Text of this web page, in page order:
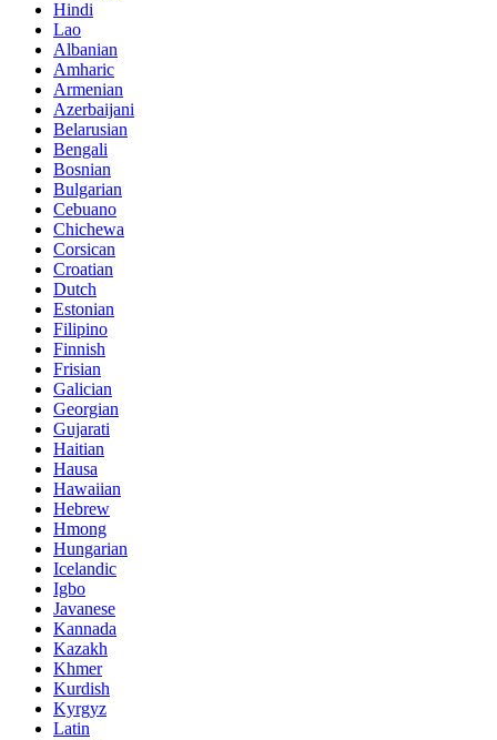
Hindi
Lao
Albanian
Amharic
Armenian
Azerbaijani
Belarusian
Bengali
Bosnian
Bulgarian
Cebuano
Chichewa
Corsican
Croatian
Dutch
Estonian
Filipino
Finnish
Frisian
Galician
Georgian
Gujarati
Haitian
Hausa
Hawaiian
Hebrew
Hmong
Hungarian
Icelandic
Igbo
Javanese
Kannada
Kazakh
Khmer
Kurdish
Kyrgyz
Latin